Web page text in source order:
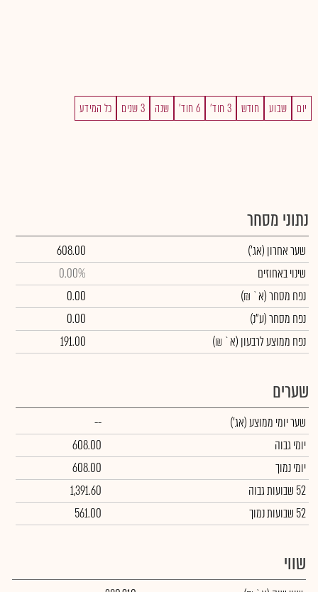
יום שבוע חודש 3 חוד' 6 חוד' שנה 3 שנים כל המידע
נתוני מסחר
שער אחרון (אג')
608.00
שינוי באחוזים
0.00%
נפח מסחר(א` ₪)
0.00
נפח מסחר(ע"נ)
0.00
נפח ממוצע לרבעון (א` ₪)
191.00
שערים
שער יומי ממוצע(אג')
--
יומי גבוה
608.00
יומי נמוך
608.00
52 שבועות גבוה
1,391.60
52 שבועות נמוך
561.00
שווי